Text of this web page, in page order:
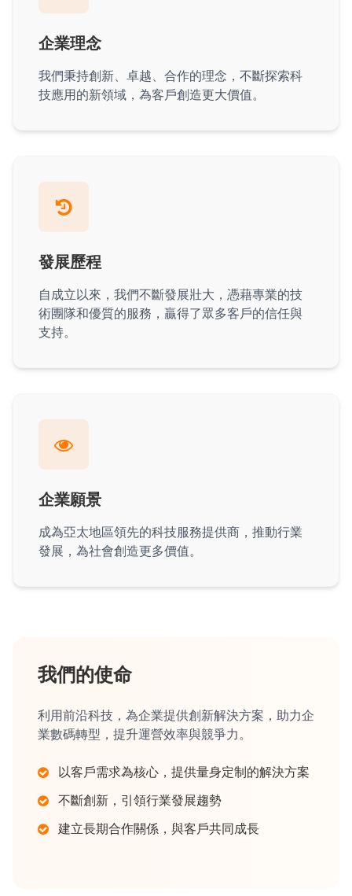
企業理念
我們秉持創新、卓越、合作的理念，不斷探索科
技應用的新領域，為客戶創造更大價值。
發展歷程
自成立以來，我們不斷發展壯大，憑藉專業的技
術團隊和優質的服務，贏得了眾多客戶的信任與
支持。
企業願景
成為亞太地區領先的科技服務提供商，推動行業
發展，為社會創造更多價值。
我們的使命
利用前沿科技，為企業提供創新解決方案，助力企
業數碼轉型，提升運營效率與競爭力。
以客戶需求為核心，提供量身定制的解決方案
不斷創新，引領行業發展趨勢
建立長期合作關係，與客戶共同成長